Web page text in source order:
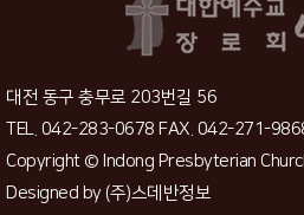
대전 동구 충무로 203번길 56
TEL. 042-283-0678 FAX. 042-271-
Copyright © Indong Presbyterian
Designed by(주)스데반정보